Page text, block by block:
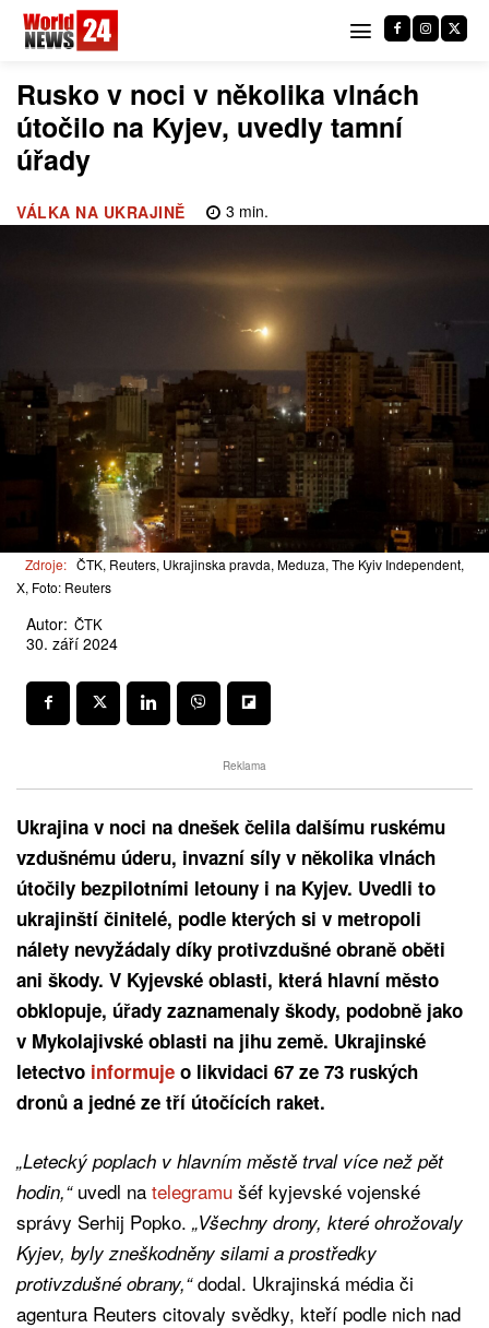
Rusko v noci v několika vlnách
útočilo na Kyjev, uvedly tamní
úřady
VÁLKA NA UKRAJINĚ 3 min.
Zdroje: ČTK, Reuters, Ukrajinska pravda, Meduza, The Kyiv Independent,
X, Foto: Reuters
Autor: ČTK
30. září 2024
Reklama
Ukrajina v noci na dnešek čelila dalšímu ruskému
vzdušnému úderu, invazní síly v několika vlnách
útočily bezpilotními letouny i na Kyjev. Uvedli to
ukrajinští činitelé, podle kterých si v metropoli
nálety nevyžádaly díky protivzdušné obraně oběti
ani škody. V Kyjevské oblasti, která hlavní město
obklopuje, úřady zaznamenaly škody, podobně jako
v Mykolajivské oblasti na jihu země. Ukrajinské
letectvo informuje o likvidaci 67 ze 73 ruských
dronů a jedné ze tří útočících raket.
„Letecký poplach v hlavním městě trval více než pět
hodin,“uvedl na telegramu šéf kyjevské vojenské
správy Serhij Popko. „Všechny drony, které ohrožovaly
Kyjev, byly zneškodněny silami a prostředky
protivzdušné obrany,“dodal. Ukrajinská média či
agentura Reuters citovaly svědky, kteří podle nich nad